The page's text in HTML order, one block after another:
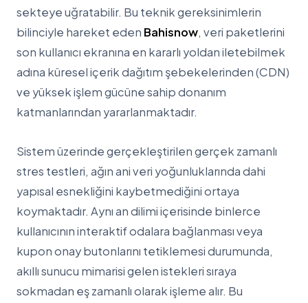
sekteye uğratabilir. Bu teknik gereksinimlerin
bilinciyle hareket eden Bahisnow, veri paketlerini
son kullanıcı ekranına en kararlı yoldan iletebilmek
adına küresel içerik dağıtım şebekelerinden (CDN)
ve yüksek işlem gücüne sahip donanım
katmanlarından yararlanmaktadır.
Sistem üzerinde gerçekleştirilen gerçek zamanlı
stres testleri, ağın ani veri yoğunluklarında dahi
yapısal esnekliğini kaybetmediğini ortaya
koymaktadır. Aynı an dilimi içerisinde binlerce
kullanıcının interaktif odalara bağlanması veya
kupon onay butonlarını tetiklemesi durumunda,
akıllı sunucu mimarisi gelen istekleri sıraya
sokmadan eş zamanlı olarak işleme alır. Bu